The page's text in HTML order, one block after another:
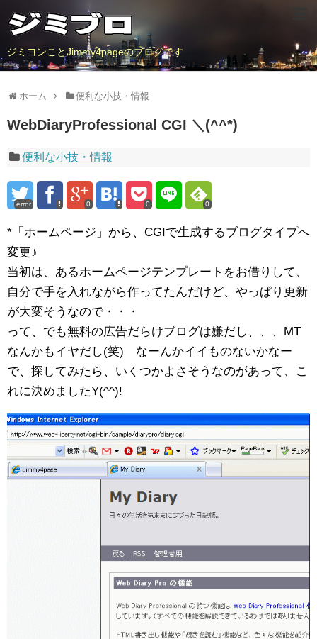
ジミヨンことJimmy4pageのブログです
ホーム 便利な小技・情報
WebDiaryProfessional CGI ＼(^^*)
便利な小技・情報
error 0 0 0
*「ホームページ」から、CGIで生成するブログタイプへ
変更♪
当初は、あるホームページテンプレートをお借りして、
自分で手を入れながら作ってたんだけど、やっぱり更新
が大変そうなので・・・
って、でも無料の広告だらけブログは嫌だし、、、MT
なんかもイヤだし(笑) なーんかイイものないかなー
で、探してみたら、いくつかよさそうなのがあって、こ
れに決めましたY(^^)!